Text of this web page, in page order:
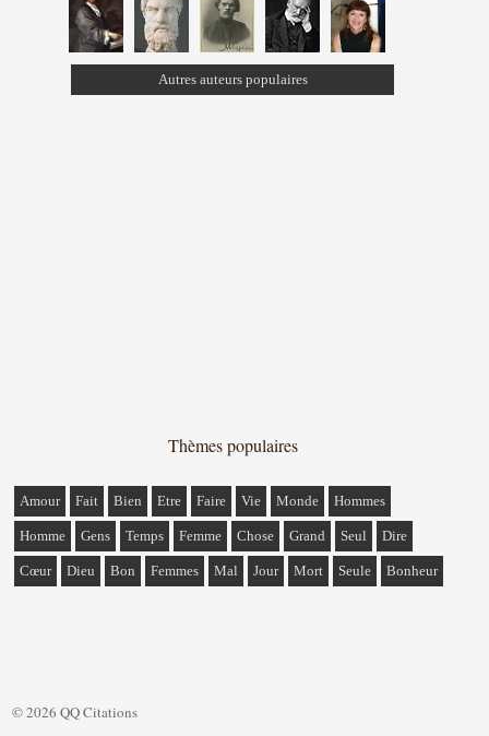
Autres auteurs populaires
Thèmes populaires
Amour Fait Bien Etre Faire Vie Monde Hommes
Homme Gens Temps Femme Chose Grand Seul Dire
Cœur Dieu Bon Femmes Mal Jour Mort Seule Bonheur
© 2026 QQ Citations